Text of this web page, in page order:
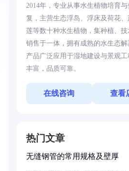
2014年，专业从事水生植物培育与
复，主营生态浮岛、浮床及荷花
莲等数十种水生植物，集种植、
销售于一体，拥有成熟的水生态解
产品广泛应用于湿地建设与景观工
丰富，品质可靠。
在线咨询 查看
热门文章
无缝钢管的常用规格及壁厚